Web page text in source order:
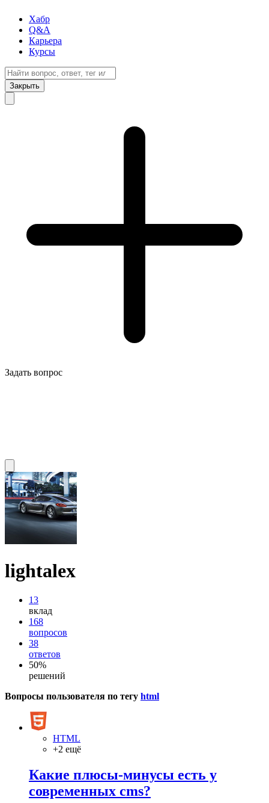
Хабр
Q&A
Карьера
Курсы
Закрыть
Задать вопрос
lightalex
13
вклад
168
вопросов
38
ответов
50%
решений
Вопросы пользователя по тегу html
HTML
+2 ещё
Какие плюсы-минусы есть у
современных cms?